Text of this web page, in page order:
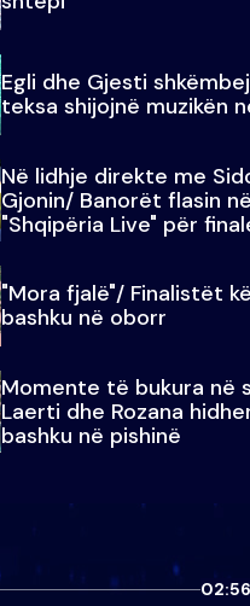
Egli dhe Gjesti
teksa shijojnë muzikën
Në lidhje direkte me
Gjonin/ Banorët flasin në
"Shqipëria Live" për
"Mora fjalë"/ Finalistët
bashku në oborr
Momente të bukura në
Laerti dhe Rozana
bashku në pishinë
02:56